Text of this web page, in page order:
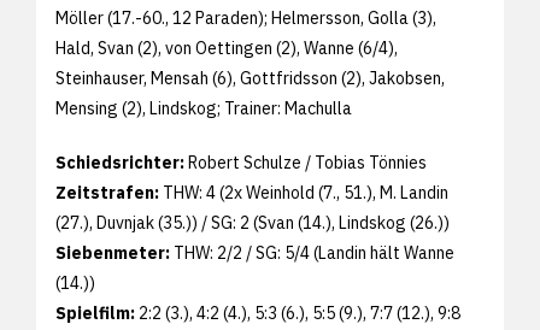
Möller (17.-60., 12 Paraden); Helmersson, Golla (3),
Hald, Svan (2), von Oettingen (2), Wanne (6/4),
Steinhauser, Mensah (6), Gottfridsson (2), Jakobsen,
Mensing (2), Lindskog; Trainer: Machulla
Schiedsrichter:Robert Schulze / Tobias Tönnies
Zeitstrafen: THW: 4 (2x Weinhold (7., 51.), M. Landin
(27.), Duvnjak (35.)) / SG: 2 (Svan (14.), Lindskog (26.))
Siebenmeter: THW: 2/2 / SG: 5/4 (Landin hält Wanne
(14.))
Spielfilm: 2:2 (3.), 4:2 (4.), 5:3 (6.), 5:5 (9.), 7:7 (12.), 9:8